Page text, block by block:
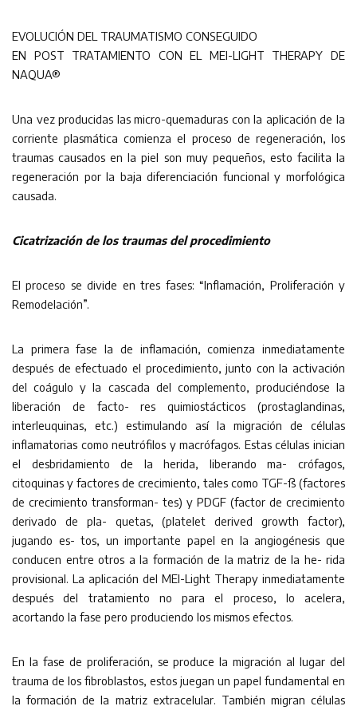
EVOLUCIÓN DEL TRAUMATISMO CONSEGUIDO
EN POST TRATAMIENTO CON EL MEI-LIGHT THERAPY DE
NAQUA®
Una vez producidas las micro-quemaduras con la aplicación de la
corriente plasmática comienza el proceso de regeneración, los
traumas causados en la piel son muy pequeños, esto facilita la
regeneración por la baja diferenciación funcional y morfológica
causada.
Cicatrización de los traumas del procedimiento
El proceso se divide en tres fases: “Inflamación, Proliferación y
Remodelación”.
La primera fase la de inflamación, comienza inmediatamente
después de efectuado el procedimiento, junto con la activación
del coágulo y la cascada del complemento, produciéndose la
liberación de facto- res quimiostácticos (prostaglandinas,
interleuquinas, etc.) estimulando así la migración de células
inflamatorias como neutrófilos y macrófagos. Estas células inician
el desbridamiento de la herida, liberando ma- crófagos,
citoquinas y factores de crecimiento, tales como TGF-ß (factores
de crecimiento transforman- tes) y PDGF (factor de crecimiento
derivado de pla- quetas, (platelet derived growth factor),
jugando es- tos, un importante papel en la angiogénesis que
conducen entre otros a la formación de la matriz de la he- rida
provisional. La aplicación del MEI-Light Therapy inmediatamente
después del tratamiento no para el proceso, lo acelera,
acortando la fase pero produciendo los mismos efectos.
En la fase de proliferación, se produce la migración al lugar del
trauma de los fibroblastos, estos juegan un papel fundamental en
la formación de la matriz extracelular. También migran células